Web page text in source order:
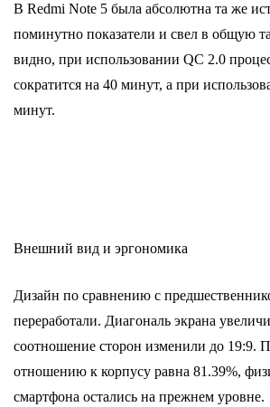
В Redmi Note 5 была абсолютна та же
поминутно показатели и свел в общую
видно, при использовании QC 2.0
сократится на 40 минут, а при
минут.
Внешний вид и эргономика
Дизайн по сравнению с
переработали. Диагональ экрана
соотношение сторон изменили до 19:9.
отношению к корпусу равна 81.39%,
смартфона остались на прежнем уровне.